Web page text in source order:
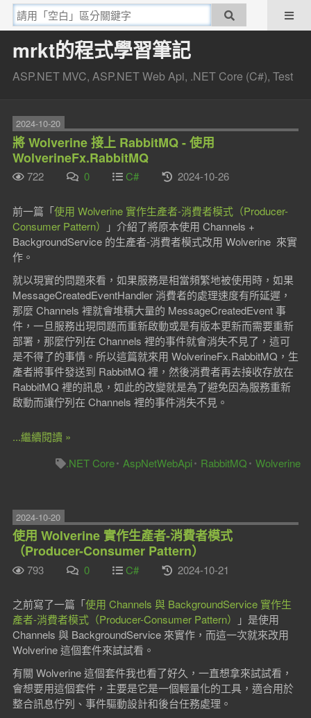
mrkt的程式學習筆記
ASP.NET MVC, ASP.NET Web Api, .NET Core (C#), Test
2024-10-20
將 Wolverine 接上 RabbitMQ - 使用
WolverineFx.RabbitMQ
722 0 C# 2024-10-26
前一篇「使用 Wolverine 實作生產者-消費者模式（Producer-
Consumer Pattern）
」介紹了將原本使用 Channels +
BackgroundService 的生產者-消費者模式改用 Wolverine 來實
作。
就以現實的問題來看，如果服務是相當頻繁地被使用時，如果
MessageCreatedEventHandler 消費者的處理速度有所延遲，
那麼 Channels 裡就會堆積大量的 MessageCreatedEvent 事
件，一旦服務出現問題而重新啟動或是有版本更新而需要重新
部署，那麼佇列在 Channels 裡的事件就會消失不見了，這可
是不得了的事情。所以這篇就來用 WolverineFx.RabbitMQ，生
產者將事件發送到 RabbitMQ 裡，然後消費者再去接收存放在
RabbitMQ 裡的訊息，如此的改變就是為了避免因為服務重新
啟動而讓佇列在 Channels 裡的事件消失不見。
...繼續閱讀 »
.NET Core
AspNetWebApi RabbitMQ Wolverine
2024-10-20
使用 Wolverine 實作生產者-消費者模式
（Producer-Consumer Pattern）
793 0 C# 2024-10-21
之前寫了一篇「使用 Channels 與 BackgroundService 實作生
產者-消費者模式（Producer-Consumer Pattern）
」是使用
Channels 與 BackgroundService 來實作，而這一次就來改用
Wolverine 這個套件來試試看。
有關 Wolverine 這個套件我也看了好久，一直想拿來試試看，
會想要用這個套件，主要是它是一個輕量化的工具，適合用於
整合訊息佇列、事件驅動設計和後台任務處理。